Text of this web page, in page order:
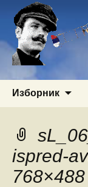
Изборник
ispred-
768×488